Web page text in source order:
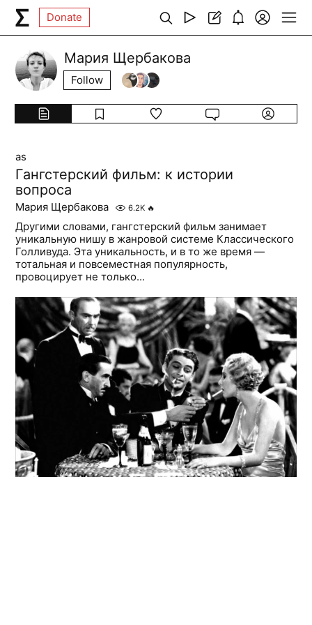
Donate
Мария Щербакова
Follow
as
Гангстерский фильм: к истории
вопроса
Мария Щербакова 6.2K 🔥
Другими словами, гангстерский фильм занимает
уникальную нишу в жанровой системе Классического
Голливуда. Эта уникальность, и в то же время —
тотальная и повсеместная популярность,
провоцирует не только...